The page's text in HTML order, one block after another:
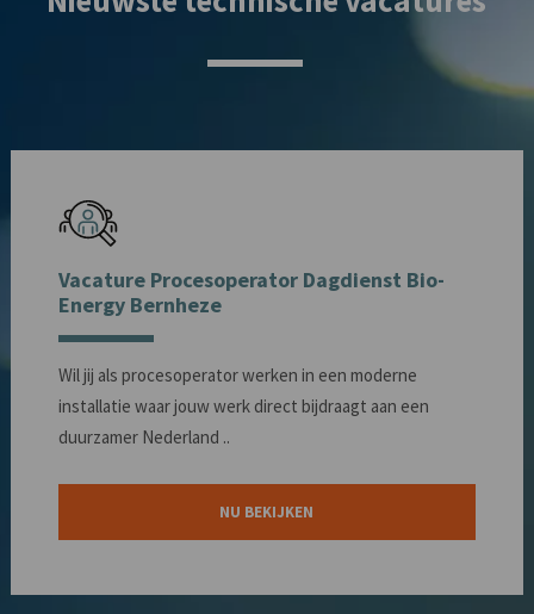
Vacature Procesoperator Dagdienst Bio-
Energy Bernheze
Wil jij als procesoperator werken in een moderne
installatie waar jouw werk direct bijdraagt aan een
duurzamer Nederland ..
NU BEKIJKEN